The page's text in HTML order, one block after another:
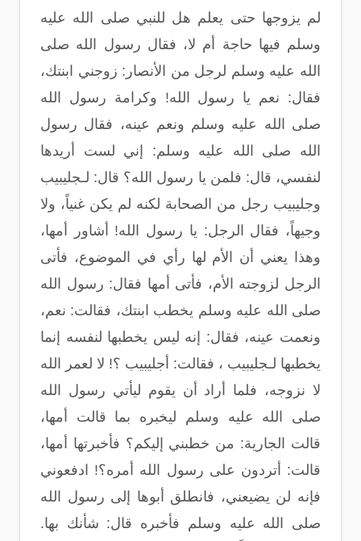
لم يزوجها حتى يعلم هل للنبي صلى الله عليه
وسلم فيها حاجة أم لا، فقال رسول الله صلى
الله عليه وسلم لرجل من الأنصار: زوجني ابنتك،
فقال: نعم يا رسول الله! وكرامة رسول الله
صلى الله عليه وسلم ونعم عينه، فقال رسول
الله صلى الله عليه وسلم: إني لست أريدها
لنفسي، قال: فلمن يا رسول الله؟ قال: لـجليبيب
وجليبيب رجل من الصحابة لكنه لم يكن غنياً، ولا
وجيهاً، فقال الرجل: يا رسول الله! أشاور أمها،
وهذا يعني أن الأم لها رأي في الموضوع، فأتى
الرجل لزوجته الأم، فأتى أمها فقال: رسول الله
صلى الله عليه وسلم يخطب ابنتك، فقالت: نعم،
ونعمت عينه، فقال: إنه ليس يخطبها لنفسه إنما
يخطبها لـجليبيب ، فقالت: أجليبيب ؟! لا لعمر الله
لا نزوجه، فلما أراد أن يقوم ليأتي رسول الله
صلى الله عليه وسلم ليخبره بما قالت أمها،
قالت الجارية: من خطبني إليكم؟ فأخبرتها أمها،
قالت: أتردون على رسول الله أمره؟! ادفعوني
فإنه لن يضيعني، فانطلق أبوها إلى رسول الله
صلى الله عليه وسلم فأخبره قال: شأنك بها.